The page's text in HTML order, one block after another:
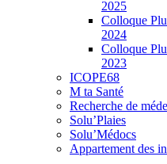
2025
Colloque
2024
Colloque
2023
ICOPE68
M ta Santé
Recherche de
Solu’Plaies
Solu’Médocs
Appartement des